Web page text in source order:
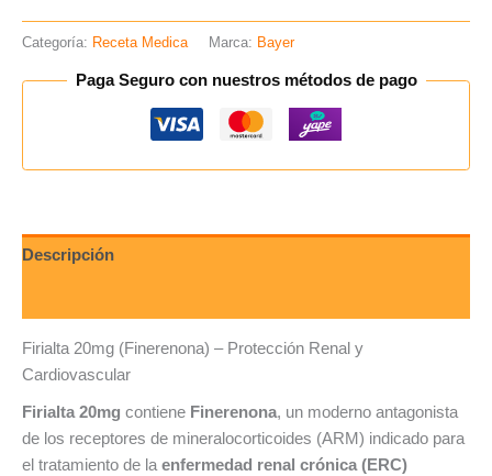
Categoría: Receta Medica Marca: Bayer
Paga Seguro con nuestros métodos de pago
Descripción
Firialta 20mg (Finerenona) – Protección Renal y
Cardiovascular
Firialta 20mg contiene Finerenona, un moderno antagonista
de los receptores de mineralocorticoides (ARM) indicado para
el tratamiento de la enfermedad renal crónica (ERC)